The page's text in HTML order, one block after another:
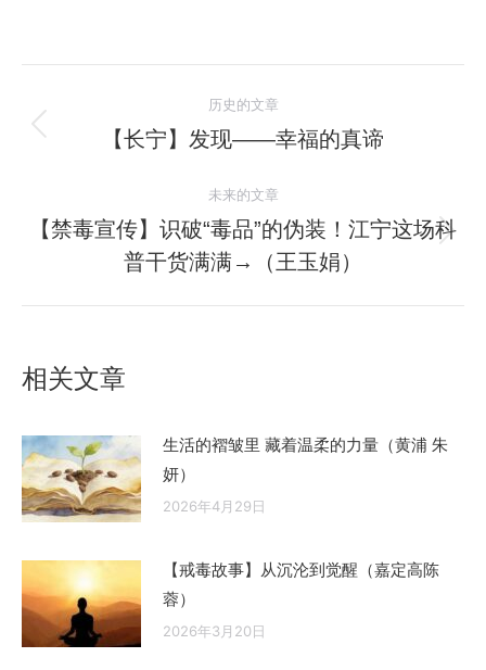
章
航
历史的文章
历
的
文
章：
【长宁】发现——幸福的真谛
未来的文章
未
来
的
【禁毒宣传】识破“毒品”的伪装！江宁这场科
普干货满满→（王玉娟）
相关文章
生活的褶皱里 藏着温柔的力量（黄浦 朱
妍）
2026年4月29日
【戒毒故事】从沉沦到觉醒（嘉定高陈
蓉）
2026年3月20日